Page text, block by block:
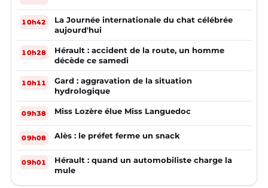
10h42
La Journée internationale du chat célébrée
aujourd'hui
10h28
Hérault : accident de la route, un homme
décède ce samedi
10h11
Gard : aggravation de la situation
hydrologique
09h38 Miss Lozère élue Miss Languedoc
09h08 Alès : le préfet ferme un snack
09h01
Hérault : quand un automobiliste charge la
mule